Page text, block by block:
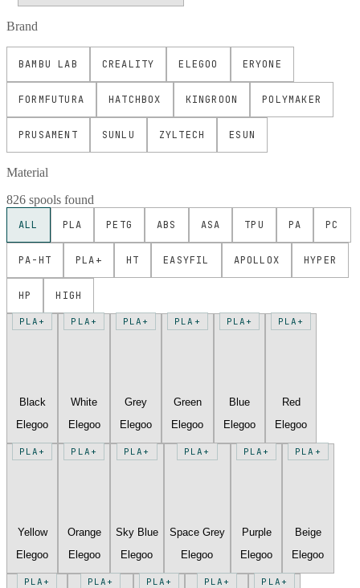
Brand
BAMBU LAB CREALITY ELEGOO ERYONE
FORMFUTURA HATCHBOX KINGROON POLYMAKER
PRUSAMENT SUNLU ZYLTECH ESUN
Material
826 spools found
ALL PLA PETG ABS ASA TPU PA PC
PA-HT PLA+ HT EASYFIL APOLLOX HYPER
HP HIGH
PLA+
Black
Elegoo
PLA+
White
Elegoo
PLA+
Grey
Elegoo
PLA+
Green
Elegoo
PLA+
Blue
Elegoo
PLA+
Red
Elegoo
PLA+
Yellow
Elegoo
PLA+
Orange
Elegoo
PLA+
Sky Blue
Elegoo
PLA+
Space Grey
Elegoo
PLA+
Purple
Elegoo
PLA+
Beige
Elegoo
PLA+ PLA+ PLA+ PLA+ PLA+